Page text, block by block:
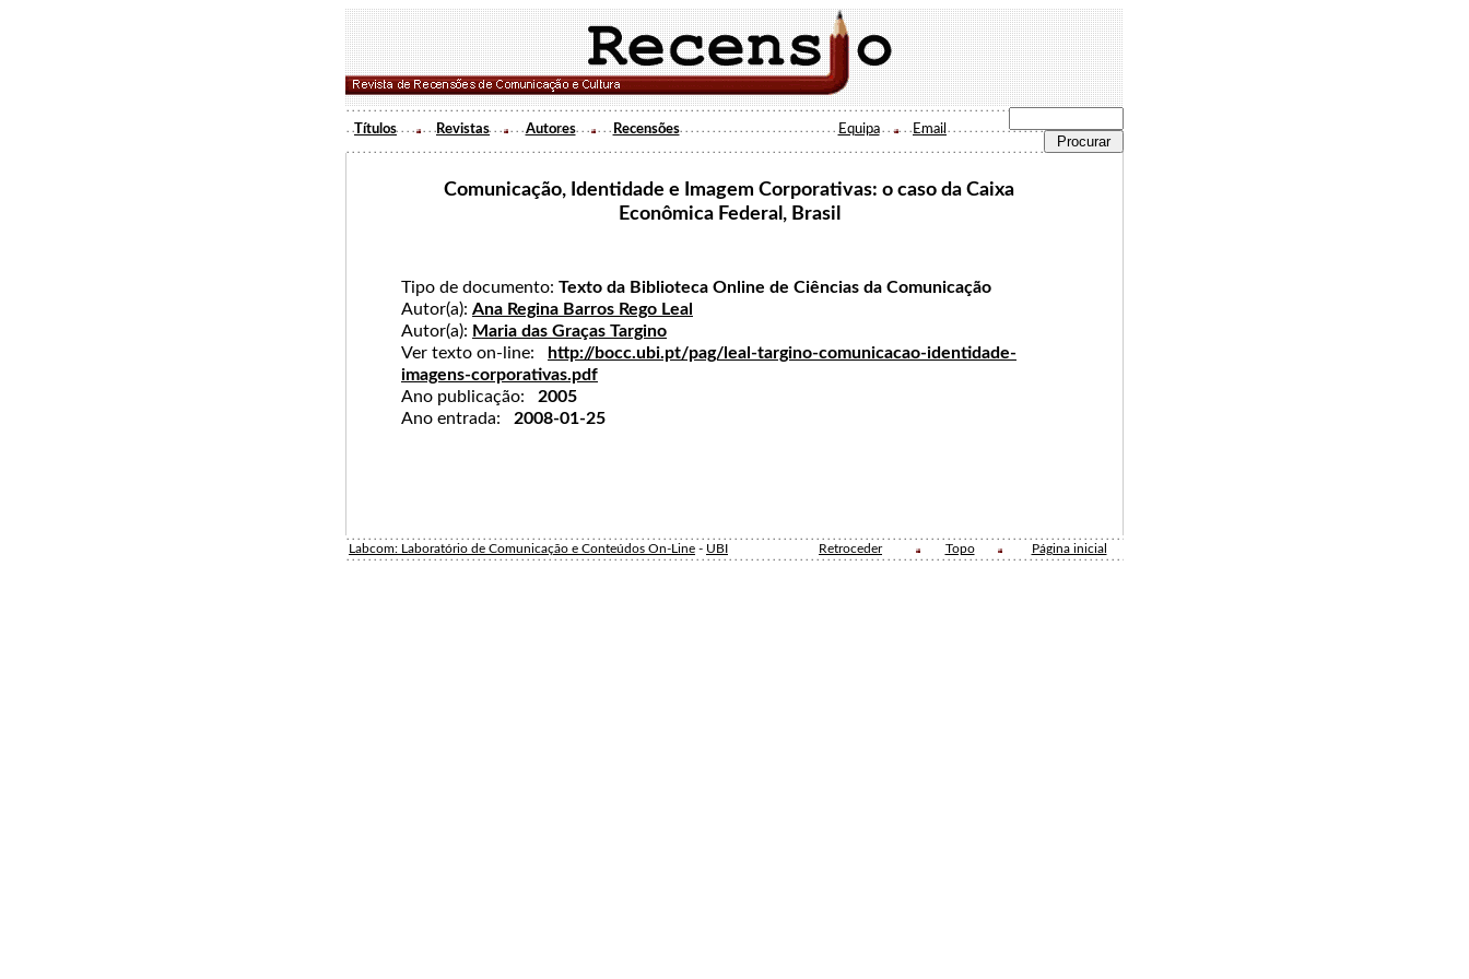
Títulos Revistas Autores Recensões Equipa Email
Comunicação, Identidade e Imagem Corporativas: o caso da Caixa
Econômica Federal, Brasil
Tipo de documento: Texto da Biblioteca Online de Ciências da Comunicação
Autor(a): Ana Regina Barros Rego Leal
Autor(a): Maria das Graças Targino
Ver texto on-line:
http://bocc.ubi.pt/pag/leal-targino-comunicacao-identidade-
imagens-corporativas.pdf
Ano publicação: 2005
Ano entrada: 2008-01-25
Labcom: Laboratório de Comunicação e Conteúdos On-Line - UBI Retroceder Topo Página inicial